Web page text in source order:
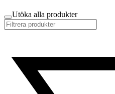
Utöka alla produkter